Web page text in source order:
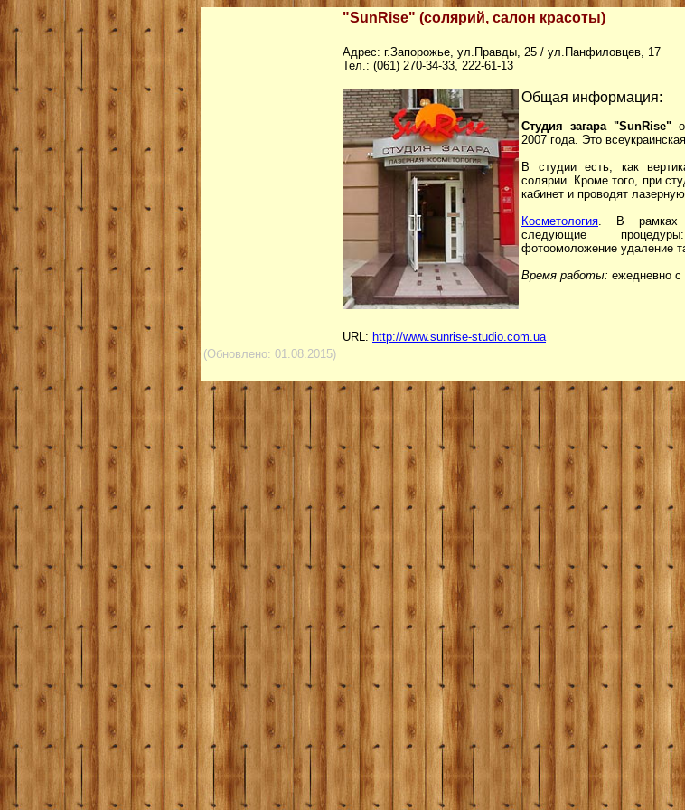
"SunRise" (солярий, салон красоты)
Адрес: г.Запорожье, ул.Правды, 25 / ул.Панфиловцев, 17
Тел.: (061) 270-34-33, 222-61-13
Общая информация:
Студия загара "SunRise"
2007 года. Это
В студии есть, как
солярии. Кроме того, при
кабинет и проводят
Косметология. В рамках
следующие
фотоомоложение удаление
Время работы: ежедневно с
URL: http://www.sunrise-studio.com.ua
(Обновлено: 01.08.2015)